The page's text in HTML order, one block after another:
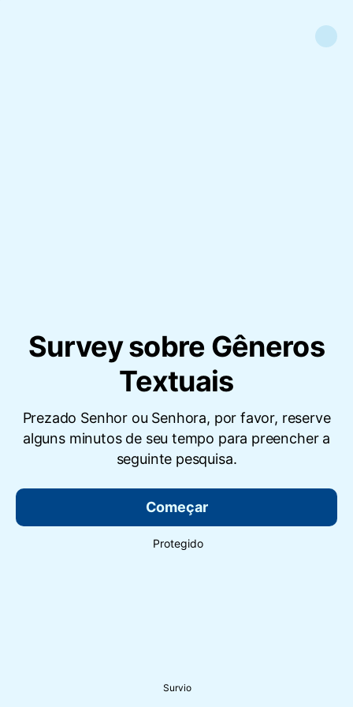
Survey sobre Gêneros
Textuais
Prezado Senhor ou Senhora, por favor, reserve
alguns minutos de seu tempo para preencher a
seguinte pesquisa.
Começar
Protegido
Survio